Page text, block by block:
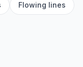
Flowing lines